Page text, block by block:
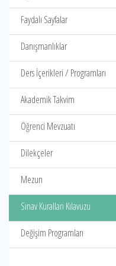
Faydalı Sayfalar
Danışmanlıklar
Ders İçerikleri / Programları
Akademik Takvim
Öğrenci Mevzuatı
Dilekçeler
Mezun
Sınav Kuralları Kılavuzu
Değişim Programları